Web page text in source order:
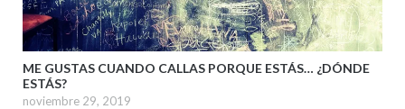
ME GUSTAS CUANDO CALLAS PORQUE ESTÁS… ¿DÓNDE
ESTÁS?
noviembre 29, 2019